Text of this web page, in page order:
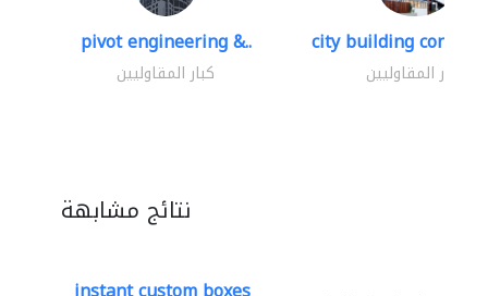
pivot engineering &..
كبار المقاوليين
city building
كبار المقاوليين
نتائج مشابهة